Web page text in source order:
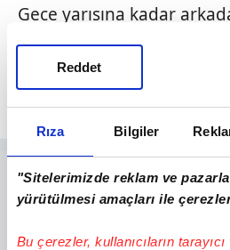
Rıza Bilgiler
"Sitelerimizde reklam ve
yürütülmesi amaçları ile
Bu çerezler, kullanıcıların
Reddet
Gece yarısına kadar
sevgilisinin doğum
şarkıcı, Yasemin
ele çıktı.